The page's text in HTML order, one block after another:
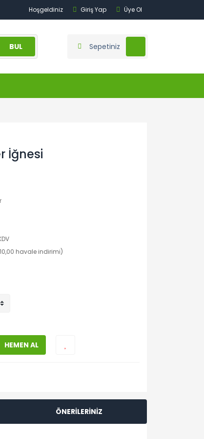
Hoşgeldiniz Giriş Yap Üye Ol
BUL Sepetiniz
İğnesi
havale indirimi)
HEMEN AL
ÖNERİLERİNİZ